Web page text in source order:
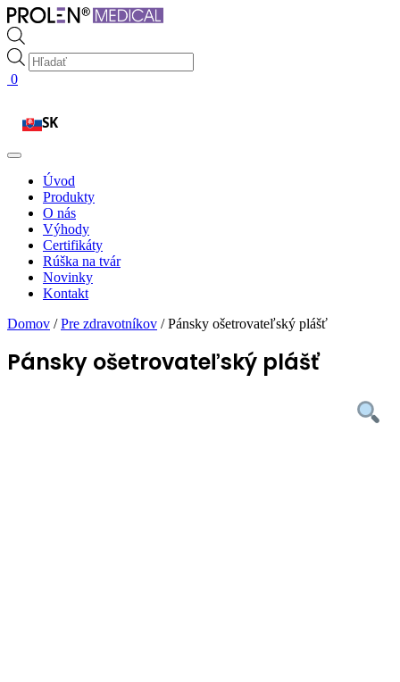
Products
search
0
SK
Úvod
Produkty
O nás
Výhody
Certifikáty
Rúška na tvár
Novinky
Kontakt
Domov /Pre zdravotníkov / Pánsky ošetrovateľský plášť
Pánsky ošetrovateľský plášť